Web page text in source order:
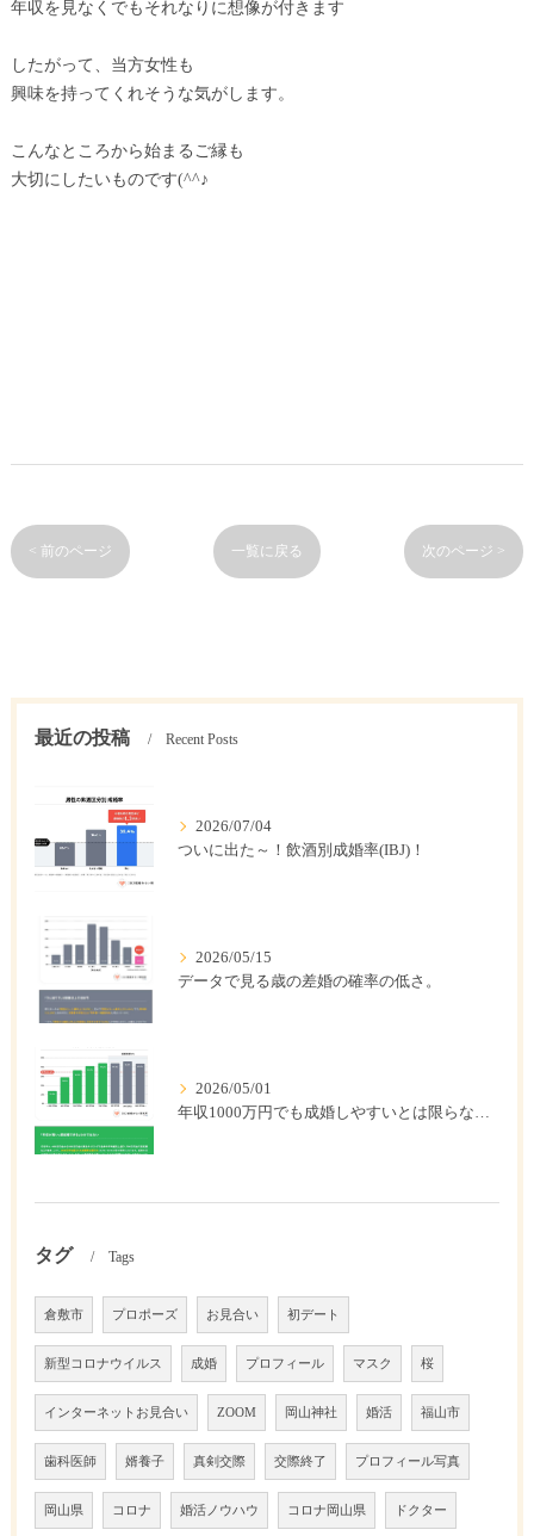
年収を見なくでもそれなりに想像が付きます
したがって、当方女性も
興味を持ってくれそうな気がします。
こんなところから始まるご縁も
大切にしたいものです(^^♪
< 前のページ 一覧に戻る 次のページ >
最近の投稿 Recent Posts
2026/07/04
ついに出た～！飲酒別成婚率(IBJ)！
2026/05/15
データで見る歳の差婚の確率の低さ。
2026/05/01
年収1000万円でも成婚しやすいとは限らない? 「年収帯別の成婚率」のリアル
タグ Tags
倉敷市 プロポーズ お見合い 初デート
新型コロナウイルス 成婚 プロフィール マスク 桜
インターネットお見合い ZOOM 岡山神社 婚活 福山市
歯科医師 婿養子 真剣交際 交際終了 プロフィール写真
岡山県 コロナ 婚活ノウハウ コロナ岡山県 ドクター